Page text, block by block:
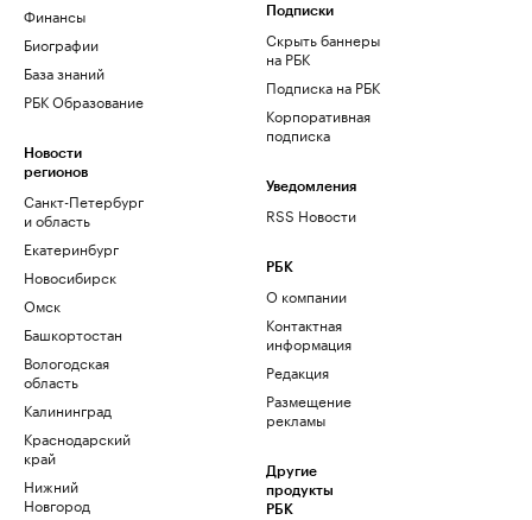
Финансы
Биографии
База знаний
РБК Образование
Новости
регионов
Санкт-Петербург
и область
Екатеринбург
Новосибирск
Омск
Башкортостан
Вологодская
область
Калининград
Краснодарский
край
Нижний
Новгород
Подписки
Скрыть баннеры
на РБК
Подписка на РБК
Корпоративная
подписка
Уведомления
RSS Новости
РБК
О компании
Контактная
информация
Редакция
Размещение
рекламы
Другие
продукты
РБК